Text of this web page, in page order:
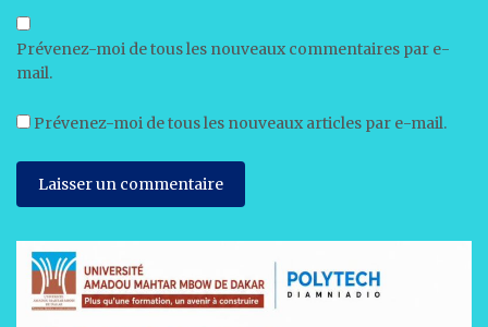
Prévenez-moi de tous les nouveaux commentaires par e-
mail.
Prévenez-moi de tous les nouveaux articles par e-mail.